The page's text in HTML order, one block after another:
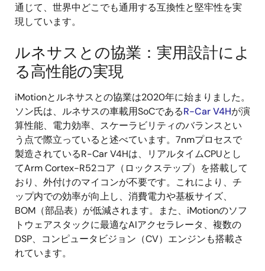
通じて、世界中どこでも通用する互換性と堅牢性を実
現しています。
ルネサスとの協業：実用設計によ
る高性能の実現
iMotionとルネサスとの協業は2020年に始まりました。
ソン氏は、ルネサスの車載用SoCであるR-Car V4Hが演
算性能、電力効率、スケーラビリティのバランスとい
う点で際立っていると述べています。7nmプロセスで
製造されているR-Car V4Hは、リアルタイムCPUとし
てArm Cortex-R52コア（ロックステップ）を搭載して
おり、外付けのマイコンが不要です。これにより、チ
ップ内での効率が向上し、消費電力や基板サイズ、
BOM（部品表）が低減されます。また、iMotionのソフ
トウェアスタックに最適なAIアクセラレータ、複数の
DSP、コンピュータビジョン（CV）エンジンも搭載さ
れています。